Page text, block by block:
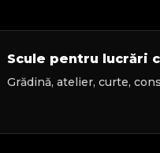
Scule pentru lucrări
Grădină, atelier, curte,